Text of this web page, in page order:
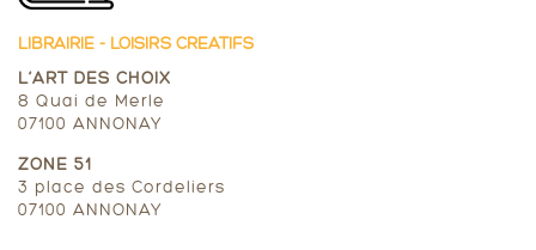
LIBRAIRIE - LOISIRS CREATIFS
L’ART DES CHOIX
8 Quai de Merle
07100 ANNONAY
ZONE 51
3 place des Cordeliers
07100 ANNONAY